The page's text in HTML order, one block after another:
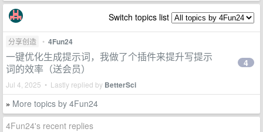
Switch topics list
分享创造 • 4Fun24
一键优化生成提示词，我做了个插件来提升写提示
词的效率（送会员）
Jul 4, 2025 • Lastly replied by BetterSci
4
» More topics by 4Fun24
4Fun24's recent replies